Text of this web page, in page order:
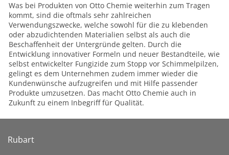
Was bei Produkten von Otto Chemie weiterhin zum Tragen
kommt, sind die oftmals sehr zahlreichen
Verwendungszwecke, welche sowohl für die zu klebenden
oder abzudichtenden Materialien selbst als auch die
Beschaffenheit der Untergründe gelten. Durch die
Entwicklung innovativer Formeln und neuer Bestandteile, wie
selbst entwickelter Fungizide zum Stopp vor Schimmelpilzen,
gelingt es dem Unternehmen zudem immer wieder die
Kundenwünsche aufzugreifen und mit Hilfe passender
Produkte umzusetzen. Das macht Otto Chemie auch in
Zukunft zu einem Inbegriff für Qualität.
Rubart